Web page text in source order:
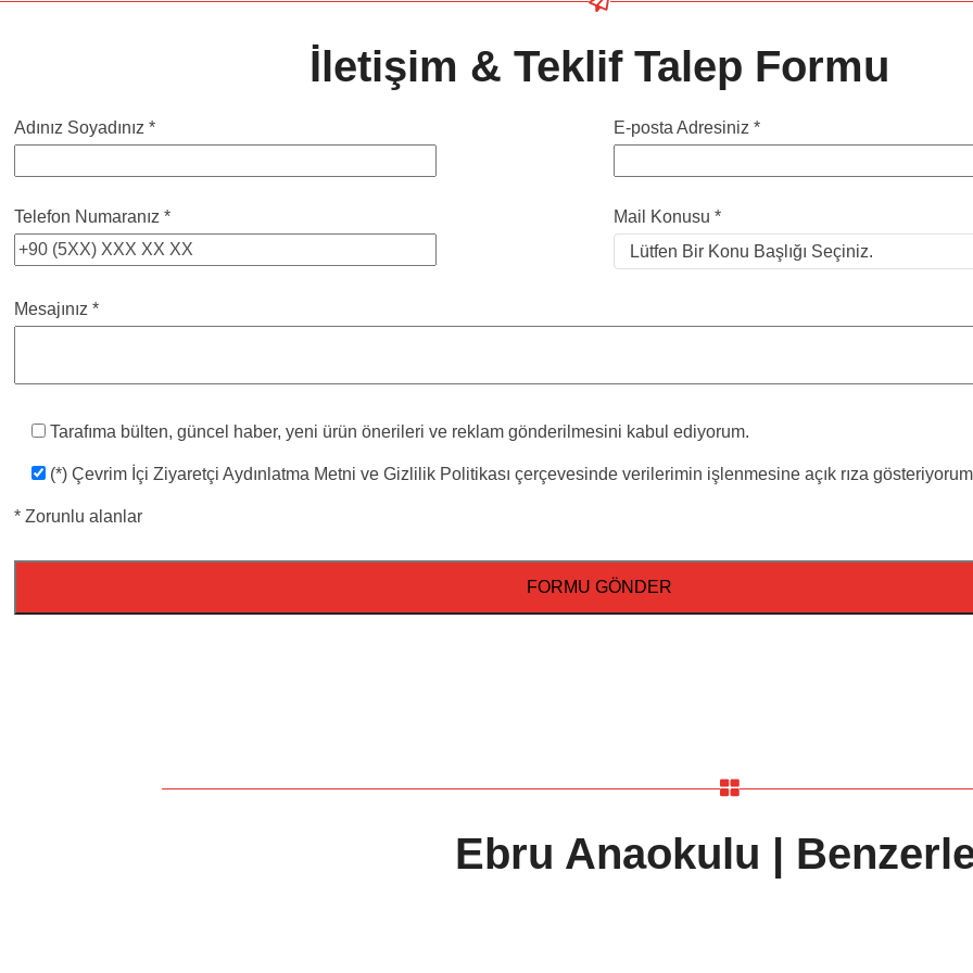
İletişim & Teklif Talep Formu
Adınız Soyadınız * E-posta Adresiniz *
Telefon Numaranız * Mail Konusu *
Mesajınız *
Tarafıma bülten, güncel haber, yeni ürün önerileri ve reklam gönderilmesini kabul ediyorum.
(*) Çevrim İçi Ziyaretçi Aydınlatma Metni ve Gizlilik Politikası çerçevesinde verilerimin işlenmesine açık rıza
* Zorunlu alanlar
Ebru Anaokulu |